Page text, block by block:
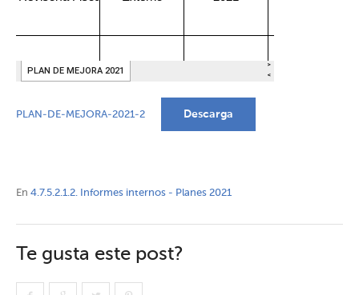
PLAN-DE-MEJORA-2021-2 Descarga
En 4.7.5.2.1.2. Informes internos - Planes 2021
Te gusta este post?